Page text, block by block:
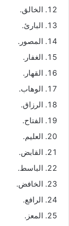
الخالق.
البارئ.
المصور.
الغفار.
القهار.
الوهاب.
الرزاق.
الفتاح.
العليم.
القابض.
الباسط.
الخافض.
الرافع.
المعز.